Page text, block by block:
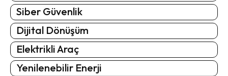
Siber Güvenlik
Dijital Dönüşüm
Elektrikli Araç
Yenilenebilir Enerji